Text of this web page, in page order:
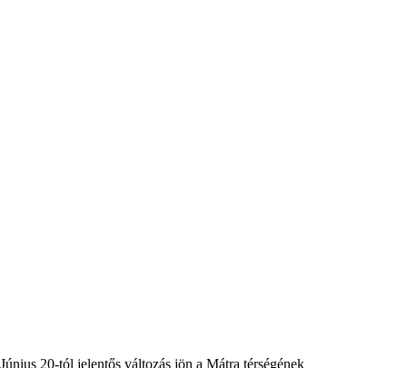
Június 20-tól jelentős változás jön a Mátra térségének